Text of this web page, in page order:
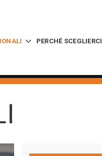
PERCHÉ SCEGLIERCI